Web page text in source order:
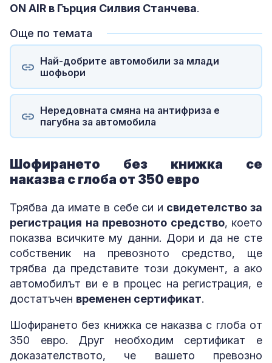
ON AIR в Гърция Силвия Станчева.
Още по темата
Най-добрите автомобили за млади
шофьори
Нередовната смяна на антифриза е
пагубна за автомобила
Шофирането без книжка се
наказва с глоба от 350 евро
Трябва да имате в себе си и свидетелство за
регистрация на превозното средство, което
показва всичките му данни. Дори и да не сте
собственик на превозното средство, ще
трябва да представите този документ, а ако
автомобилът ви е в процес на регистрация, е
достатъчен временен сертификат.
Шофирането без книжка се наказва с глоба от
350 евро. Друг необходим сертификат е
доказателството, че вашето превозно